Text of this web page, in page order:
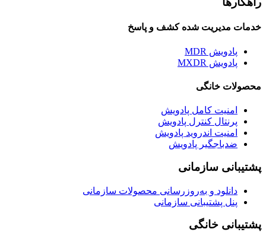
خدمات مدیریت شده کشف و پاسخ
پادویش MDR
پادویش MXDR
محصولات خانگی
امنیت کامل پادویش
پرنتال کنترل پادویش
امنیت اندروید پادویش
ضدباجگیر پادویش
پشتیبانی سازمانی
دانلود و به‌روزرسانی محصولات سازمانی
پنل پشتیبانی سازمانی
پشتیبانی خانگی